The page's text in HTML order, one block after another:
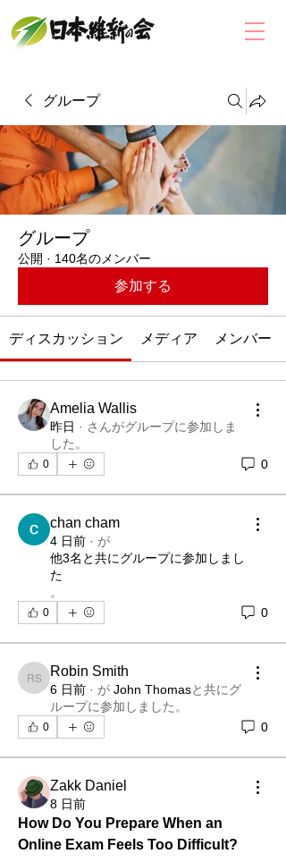
グループ
グループ
公開 · 140名のメンバー
参加する
ディスカッション メディア メンバー
Amelia Wallis
昨日 · さんがグループに参加しま
した。
0 0
chan cham
4 日前 · が
他3名と共にグループに参加しまし
た
。
0 0
Robin Smith
Robin Smith
6 日前 · が John Thomasと共にグ
ループに参加しました 。
0 0
Zakk Daniel
8 日前
How Do You Prepare When an
Online Exam Feels Too Difficult?